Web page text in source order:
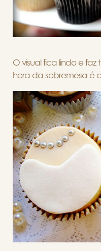
O visual fica lindo e
hora da sobremesa é